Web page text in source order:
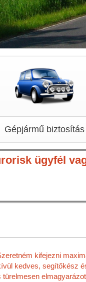
Gépjármű biztosítás
ügyfél
kifejezni
kedves, segítőkész
türelmesen